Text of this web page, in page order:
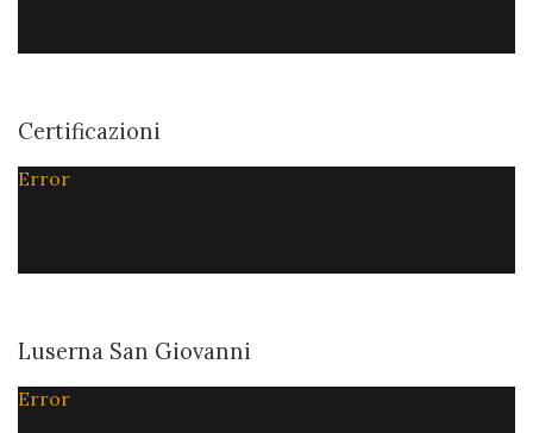
Certificazioni
Error
Luserna San Giovanni
Error